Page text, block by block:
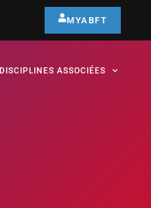
MYABFT
DISCIPLINES ASSOCIÉES